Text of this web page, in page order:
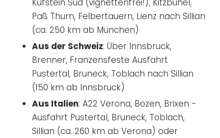
Kufstein Süd (vignettenfrei!), Kitzbühel,
Paß Thurn, Felbertauern, Lienz nach Sillian
(ca. 250 km ab München)
Aus der Schweiz: Über Innsbruck,
Brenner, Franzensfeste Ausfahrt
Pustertal, Bruneck, Toblach nach Sillian
(150 km ab Innsbruck)
Aus Italien: A22 Verona, Bozen, Brixen -
Ausfahrt Pustertal, Bruneck, Toblach,
Sillian (ca. 260 km ab Verona) oder